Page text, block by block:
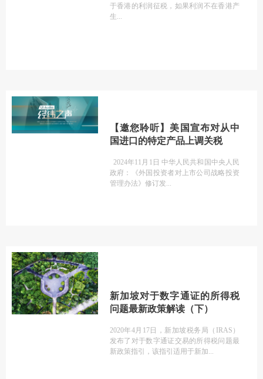
于香港的利润征税，如果利润不在香港产
生
【邀您聆听】美国宣布对从中
国进口的特定产品上调关税
2024年11月1日 中华人民共和国中央人民
政府：《外国投资者对上市公司战略投资
管理办法》修订发
新加坡对于数字通证的所得税
问题最新政策解读（下）
2020年4月17日，新加坡税务局（IRAS）
发布了对于数字通证交易的所得税问题最
新政策指引，该指引适用于新加